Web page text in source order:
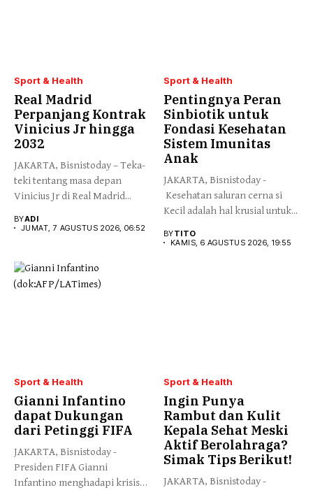
Sport & Health
Real Madrid
Perpanjang Kontrak
Vinicius Jr hingga
2032
JAKARTA, Bisnistoday – Teka-
teki tentang masa depan
Vinicius Jr di Real Madrid...
BYADI
JUMAT, 7 AGUSTUS 2026, 06:52
Sport & Health
Pentingnya Peran
Sinbiotik untuk
Fondasi Kesehatan
Sistem Imunitas
Anak
JAKARTA, Bisnistoday -
Kesehatan saluran cerna si
Kecil adalah hal krusial untuk...
BYTITO
KAMIS, 6 AGUSTUS 2026, 19:55
Sport & Health
Gianni Infantino
dapat Dukungan
dari Petinggi FIFA
JAKARTA, Bisnistoday -
Presiden FIFA Gianni
Infantino menghadapi krisis
Sport & Health
Ingin Punya
Rambut dan Kulit
Kepala Sehat Meski
Aktif Berolahraga?
Simak Tips Berikut!
JAKARTA, Bisnistoday -